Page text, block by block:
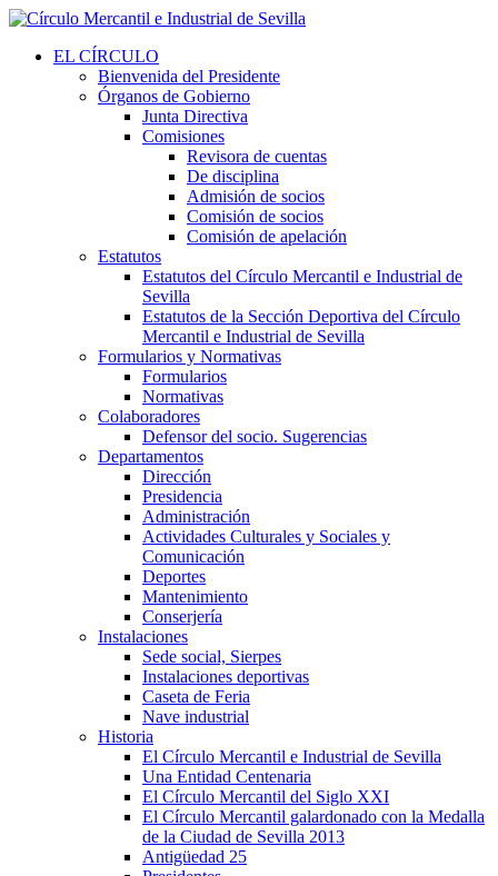
EL CÍRCULO
Bienvenida del Presidente
Órganos de Gobierno
Junta Directiva
Comisiones
Revisora de cuentas
De disciplina
Admisión de socios
Comisión de socios
Comisión de apelación
Estatutos
Estatutos del Círculo Mercantil e Industrial de
Sevilla
Estatutos de la Sección Deportiva del Círculo
Mercantil e Industrial de Sevilla
Formularios y Normativas
Formularios
Normativas
Colaboradores
Defensor del socio. Sugerencias
Departamentos
Dirección
Presidencia
Administración
Actividades Culturales y Sociales y
Comunicación
Deportes
Mantenimiento
Conserjería
Instalaciones
Sede social, Sierpes
Instalaciones deportivas
Caseta de Feria
Nave industrial
Historia
El Círculo Mercantil e Industrial de Sevilla
Una Entidad Centenaria
El Círculo Mercantil del Siglo XXI
El Círculo Mercantil galardonado con la Medalla
de la Ciudad de Sevilla 2013
Antigüedad 25